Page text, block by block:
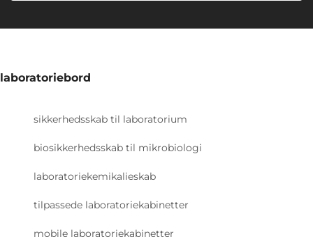
laboratoriebord
sikkerhedsskab til laboratorium
biosikkerhedsskab til mikrobiologi
laboratoriekemikalieskab
tilpassede laboratoriekabinetter
mobile laboratoriekabinetter